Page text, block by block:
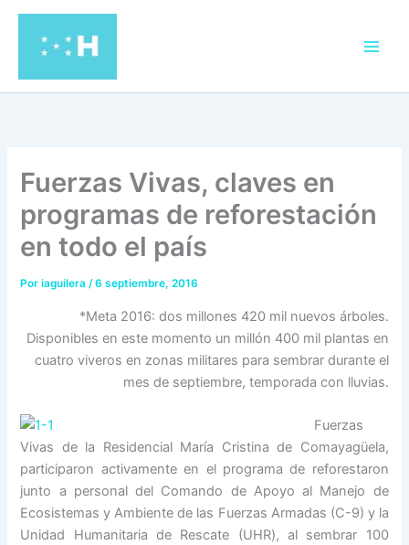
contenido
Fuerzas Vivas, claves en
programas de reforestación
en todo el país
Poriaguilera/6 septiembre, 2016
*Meta 2016: dos millones 420 mil nuevos árboles.
Disponibles en este momento un millón 400 mil plantas en
cuatro viveros en zonas militares para sembrar durante el
mes de septiembre, temporada con lluvias.
Fuerzas
Vivas de la Residencial María Cristina de Comayagüela,
participaron activamente en el programa de reforestaron
junto a personal del Comando de Apoyo al Manejo de
Ecosistemas y Ambiente de las Fuerzas Armadas (C-9) y la
Unidad Humanitaria de Rescate (UHR), al sembrar 100